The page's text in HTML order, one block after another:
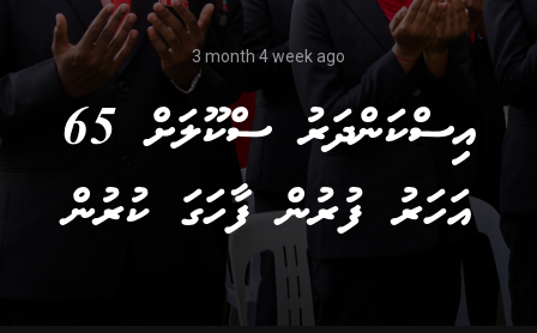
3 month 4 week ago
އިސްކަންދަރު ސްކޫލަށް 65
އަހަރު ފުރުން ފާހަގަ ކުރުން